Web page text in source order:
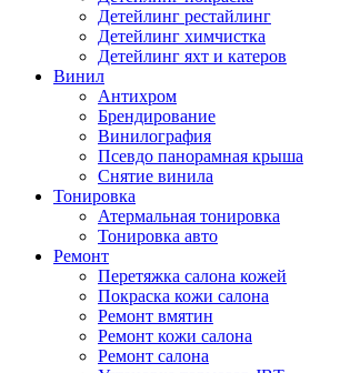
Детейлинг рестайлинг
Детейлинг химчистка
Детейлинг яхт и катеров
Винил
Антихром
Брендирование
Винилография
Псевдо панорамная крыша
Снятие винила
Тонировка
Атермальная тонировка
Тонировка авто
Ремонт
Перетяжка салона кожей
Покраска кожи салона
Ремонт вмятин
Ремонт кожи салона
Ремонт салона